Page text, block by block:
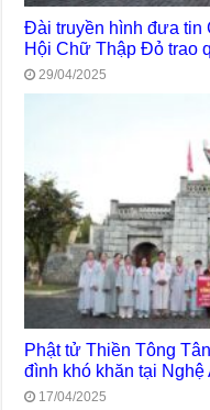
Đài truyền hình đưa tin
Hội Chữ Thập Đỏ trao
29/04/2025
Phật tử Thiền Tông
đình khó khăn tại Nghệ
17/04/2025